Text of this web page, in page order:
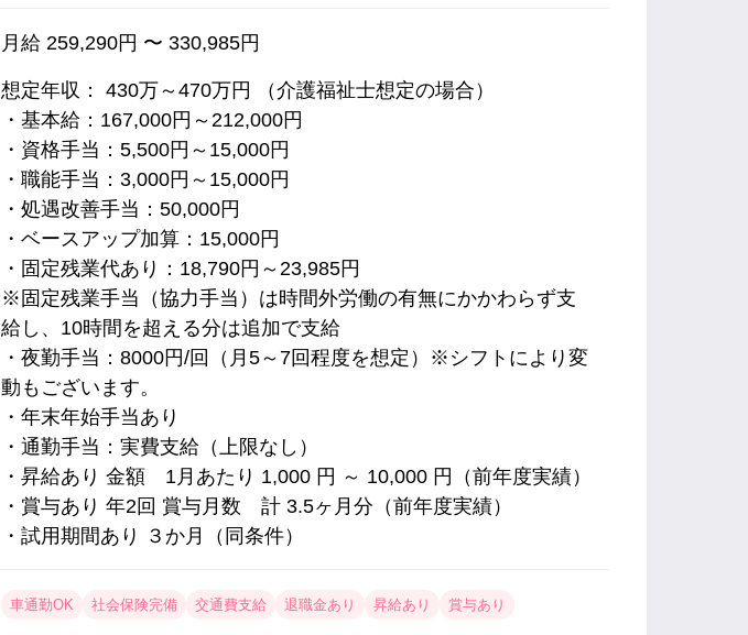
月給 259,290円 〜 330,985円
想定年収： 430万～470万円 （介護福祉士想定の場合）
・基本給：167,000円～212,000円
・資格手当：5,500円～15,000円
・職能手当：3,000円～15,000円
・処遇改善手当：50,000円
・ベースアップ加算：15,000円
・固定残業代あり：18,790円～23,985円
※固定残業手当（協力手当）は時間外労働の有無にかかわらず支
給し、10時間を超える分は追加で支給
・夜勤手当：8000円/回（月5～7回程度を想定）※シフトにより変
動もございます。
・年末年始手当あり
・通勤手当：実費支給（上限なし）
・昇給あり 金額 1月あたり 1,000 円 ～ 10,000 円（前年度実績）
・賞与あり 年2回 賞与月数 計 3.5ヶ月分（前年度実績）
・試用期間あり ３か月（同条件）
車通勤OK 社会保険完備 交通費支給 退職金あり 昇給あり 賞与あり